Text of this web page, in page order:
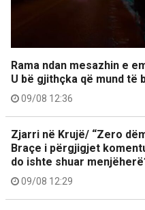
Rama ndan mesazhin e
U bë gjithçka që mund të
09/08 12:36
Zjarri në Krujë/ “Zero
Braçe i përgjigjet
do ishte shuar
09/08 12:29